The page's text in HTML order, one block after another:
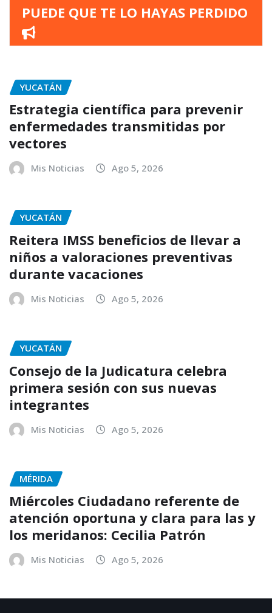
PUEDE QUE TE LO HAYAS PERDIDO
YUCATÁN
Estrategia científica para prevenir
enfermedades transmitidas por
vectores
Mis Noticias Ago 5, 2026
YUCATÁN
Reitera IMSS beneficios de llevar a
niños a valoraciones preventivas
durante vacaciones
Mis Noticias Ago 5, 2026
YUCATÁN
Consejo de la Judicatura celebra
primera sesión con sus nuevas
integrantes
Mis Noticias Ago 5, 2026
MÉRIDA
Miércoles Ciudadano referente de
atención oportuna y clara para las y
los meridanos: Cecilia Patrón
Mis Noticias Ago 5, 2026